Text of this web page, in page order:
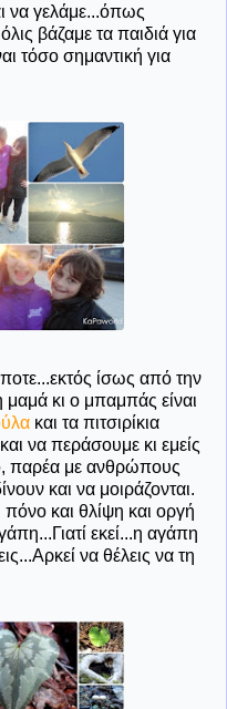
να γελάμε...όπως
βάζαμε τα παιδιά για
τόσο σημαντική για
ίσως από την
κι ο μπαμπάς είναι
και τα πιτσιρίκια
να περάσουμε κι εμείς
παρέα με ανθρώπους
και να μοιράζονται.
και θλίψη και οργή
εκεί...η αγάπη
να θέλεις να τη